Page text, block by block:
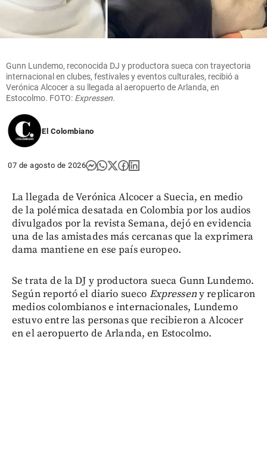
Gunn Lundemo, reconocida DJ y productora sueca con trayectoria
internacional en clubes, festivales y eventos culturales, recibió a
Verónica Alcocer a su llegada al aeropuerto de Arlanda, en
Estocolmo. FOTO: Expressen.
El Colombiano
07 de agosto de 2026
La llegada de Verónica Alcocer a Suecia, en medio
de la polémica desatada en Colombia por los audios
divulgados por la revista Semana, dejó en evidencia
una de las amistades más cercanas que la exprimera
dama mantiene en ese país europeo.
Se trata de la DJ y productora sueca Gunn Lundemo.
Según reportó el diario sueco Expresseny replicaron
medios colombianos e internacionales, Lundemo
estuvo entre las personas que recibieron a Alcocer
en el aeropuerto de Arlanda, en Estocolmo.